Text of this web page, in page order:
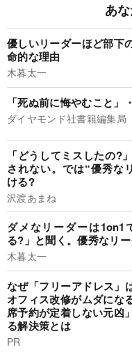
あ
優しいリーダーほど部下
命的な理由
木暮太一
「死ぬ前に悔やむこと」
ダイヤモンド社書籍編集局
「どうしてミスしたの?
されない。では“優秀な
ける?
沢渡あまね
ダメなリーダーは1on1
る?」と聞く。優秀なリ
木暮太一
なぜ「フリーアドレス」
オフィス改修がムダにな
席予約が定着しない元凶
る解決策とは
PR